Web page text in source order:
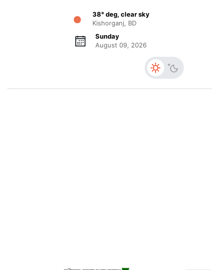
38° deg, clear sky
Kishorganj, BD
Sunday
August 09, 2026